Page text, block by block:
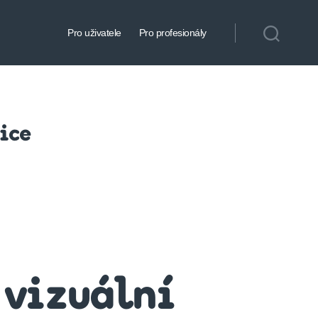
Pro uživatele Pro profesionály
vizuální